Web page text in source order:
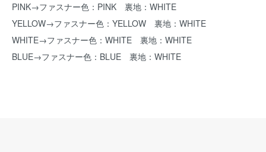
PINK→ファスナー色：PINK 裏地：WHITE
YELLOW→ファスナー色：YELLOW 裏地：WHITE
WHITE→ファスナー色：WHITE 裏地：WHITE
BLUE→ファスナー色：BLUE 裏地：WHITE